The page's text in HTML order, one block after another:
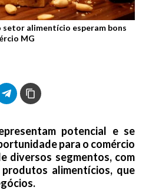
setor alimentício esperam bons
MG
potencial e se
para o comércio
diversos segmentos, com
alimentícios, que